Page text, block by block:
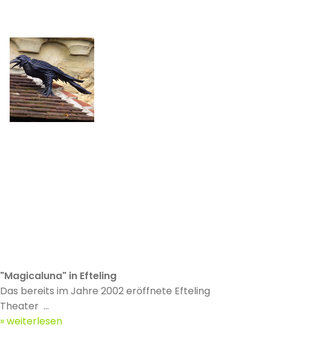
"Magicaluna" in Efteling
Das bereits im Jahre 2002 eröffnete Efteling
Theater ...
weiterlesen